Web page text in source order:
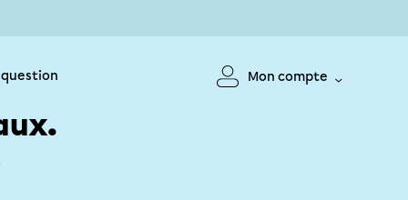
question Mon compte